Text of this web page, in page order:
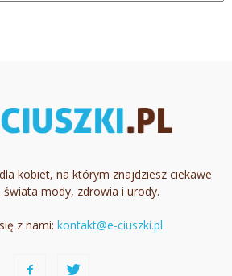
kobiet, na którym znajdziesz ciekawe
świata mody, zdrowia i urody.
z nami: kontakt@e-ciuszki.pl